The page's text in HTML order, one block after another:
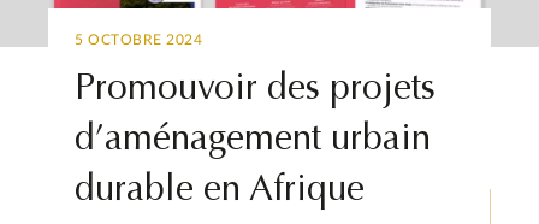
5 OCTOBRE 2024
Promouvoir des projets
d’aménagement urbain
durable en Afrique